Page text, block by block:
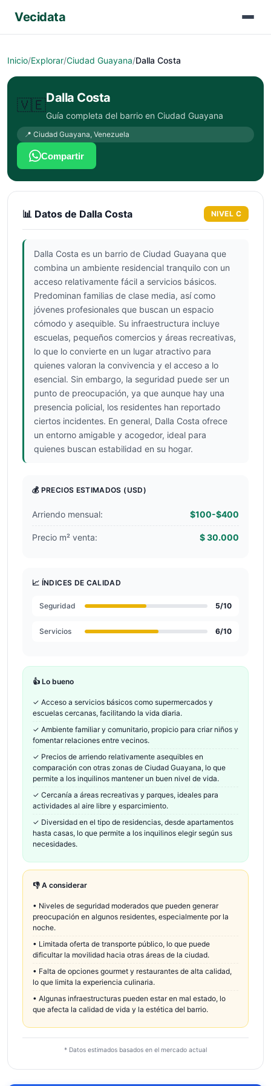
Vecidata
Inicio/Explorar/Ciudad Guayana/Dalla Costa
🇻🇪Dalla Costa
Guía completa del barrio en Ciudad Guayana
📍 Ciudad Guayana, Venezuela
Compartir
📊 Datos de Dalla Costa NIVEL C
Dalla Costa es un barrio de Ciudad Guayana que
combina un ambiente residencial tranquilo con un
acceso relativamente fácil a servicios básicos.
Predominan familias de clase media, así como
jóvenes profesionales que buscan un espacio
cómodo y asequible. Su infraestructura incluye
escuelas, pequeños comercios y áreas recreativas,
lo que lo convierte en un lugar atractivo para
quienes valoran la convivencia y el acceso a lo
esencial. Sin embargo, la seguridad puede ser un
punto de preocupación, ya que aunque hay una
presencia policial, los residentes han reportado
ciertos incidentes. En general, Dalla Costa ofrece
un entorno amigable y acogedor, ideal para
quienes buscan estabilidad en su hogar.
💰 PRECIOS ESTIMADOS (USD)
Arriendo mensual: $100-$400
Precio m² venta: $ 30.000
📈 ÍNDICES DE CALIDAD
Seguridad 5/10
Servicios 6/10
👍 Lo bueno
✓ Acceso a servicios básicos como supermercados y
escuelas cercanas, facilitando la vida diaria.
✓ Ambiente familiar y comunitario, propicio para criar niños y
fomentar relaciones entre vecinos.
✓ Precios de arriendo relativamente asequibles en
comparación con otras zonas de Ciudad Guayana, lo que
permite a los inquilinos mantener un buen nivel de vida.
✓ Cercanía a áreas recreativas y parques, ideales para
actividades al aire libre y esparcimiento.
✓ Diversidad en el tipo de residencias, desde apartamentos
hasta casas, lo que permite a los inquilinos elegir según sus
necesidades.
👎 A considerar
• Niveles de seguridad moderados que pueden generar
preocupación en algunos residentes, especialmente por la
noche.
• Limitada oferta de transporte público, lo que puede
dificultar la movilidad hacia otras áreas de la ciudad.
• Falta de opciones gourmet y restaurantes de alta calidad,
lo que limita la experiencia culinaria.
• Algunas infraestructuras pueden estar en mal estado, lo
que afecta la calidad de vida y la estética del barrio.
* Datos estimados basados en el mercado actual